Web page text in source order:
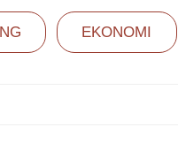
EKONOMI